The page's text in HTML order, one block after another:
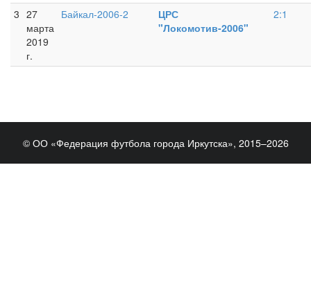
3 27
марта
2019
г.
Байкал-2006-2
ЦРС
"Локомотив-2006"
2:1
© ОО «Федерация футбола города Иркутска», 2015–2026